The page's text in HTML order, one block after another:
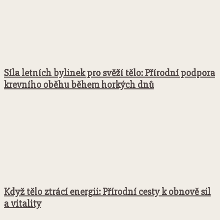
Síla letních bylinek pro svěží tělo: Přírodní podpora
krevního oběhu během horkých dnů
Když tělo ztrácí energii: Přírodní cesty k obnově sil
a vitality